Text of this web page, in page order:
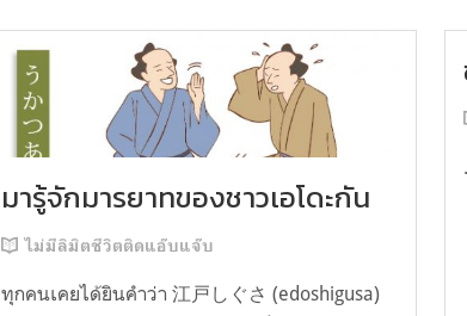
มารู้จักมารยาทของชาวเอโดะกัน
ไม่มีลิมิตชีวิตติดแอ๊บแจ๊บ
ทุกคนเคยได้ยินคำว่า 江戸しぐさ (edoshigusa)